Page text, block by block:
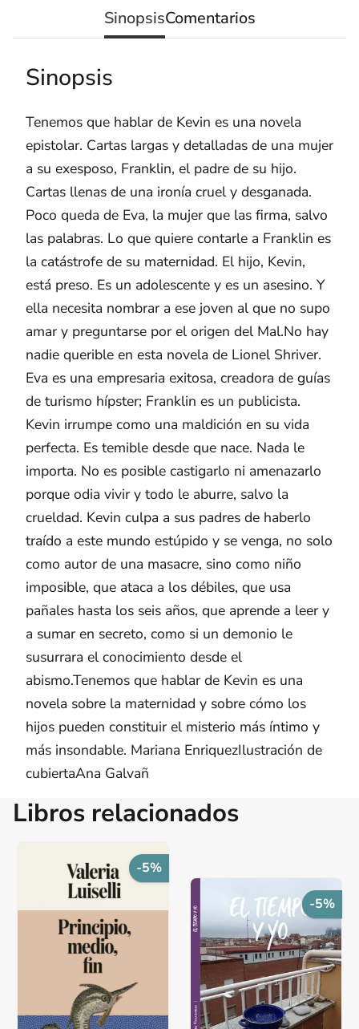
SinopsisComentarios
Sinopsis
Tenemos que hablar de Kevin es una novela
epistolar. Cartas largas y detalladas de una mujer
a su exesposo, Franklin, el padre de su hijo.
Cartas llenas de una ironía cruel y desganada.
Poco queda de Eva, la mujer que las firma, salvo
las palabras. Lo que quiere contarle a Franklin es
la catástrofe de su maternidad. El hijo, Kevin,
está preso. Es un adolescente y es un asesino. Y
ella necesita nombrar a ese joven al que no supo
amar y preguntarse por el origen del Mal.No hay
nadie querible en esta novela de Lionel Shriver.
Eva es una empresaria exitosa, creadora de guías
de turismo hípster; Franklin es un publicista.
Kevin irrumpe como una maldición en su vida
perfecta. Es temible desde que nace. Nada le
importa. No es posible castigarlo ni amenazarlo
porque odia vivir y todo le aburre, salvo la
crueldad. Kevin culpa a sus padres de haberlo
traído a este mundo estúpido y se venga, no solo
como autor de una masacre, sino como niño
imposible, que ataca a los débiles, que usa
pañales hasta los seis años, que aprende a leer y
a sumar en secreto, como si un demonio le
susurrara el conocimiento desde el
abismo.Tenemos que hablar de Kevin es una
novela sobre la maternidad y sobre cómo los
hijos pueden constituir el misterio más íntimo y
más insondable. Mariana EnriquezIlustración de
cubiertaAna Galvañ
Libros relacionados
-5%
-5%